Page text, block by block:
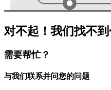
对不起！我们找不到
需要帮忙？
与我们联系并问您的问题